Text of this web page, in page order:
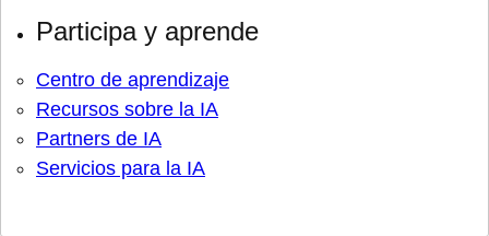
Participa y aprende
Centro de aprendizaje
Recursos sobre la IA
Partners de IA
Servicios para la IA